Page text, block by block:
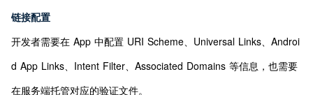
链接配置
开发者需要在 App 中配置 URI Scheme、Universal Links、Androi
d App Links、Intent Filter、Associated Domains 等信息，也需要
在服务端托管对应的验证文件。